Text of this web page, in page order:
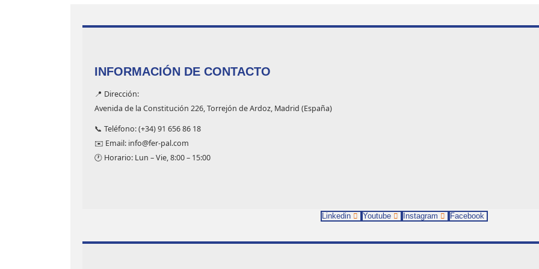
INFORMACIÓN DE CONTACTO
📍 Dirección:
Avenida de la Constitución 226, Torrejón de Ardoz, Madrid (España)
📞 Teléfono: (+34) 91 656 86 18
✉️ Email: info@fer-pal.com
🕐 Horario: Lun – Vie, 8:00 – 15:00
Linkedin Youtube Instagram Facebook